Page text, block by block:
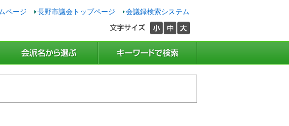
ページ 長野市議会トップページ 会議録検索システム